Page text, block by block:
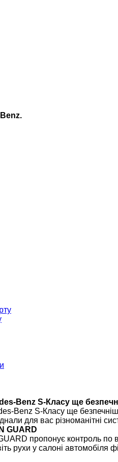
Benz S-Класу ще
для вас різноманітні
GUARD
пропонує контроль по
рухи у салоні автомобіля